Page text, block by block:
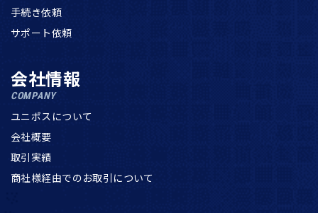
手続き依頼
サポート依頼
会社情報
COMPANY
ユニポスについて
会社概要
取引実績
商社様経由でのお取引について